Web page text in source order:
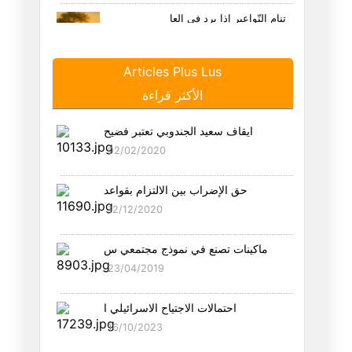
تنام النّواعير إذا برد في العا
طوبى لمَن له كلُّ هذه الكبريا
ثالثنا ماتَ يا صاحبي
التاريخ يكتبنا بسبابته
أعذرك كثيراً فاعذرني أحياناً
14/11/2025
إن ترني طيراً أكن لك جناحاً
31/10/2025
Articles Plus Lus
الأكثر قراءة
ايقاف سعيد الجندوبي تعتبر فضيح
02/02/2020
حق الإضراب بين الالتزام بقواعد
12/12/2020
ماكينات تصنع في نموذج مجتمعي س
23/04/2019
احتمالات الاجتياح الاسرائيلي ا
16/10/2023